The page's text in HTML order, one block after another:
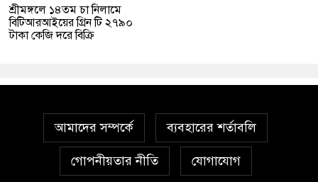
শ্রীমঙ্গলে ১৪তম চা নিলামে
বিটিআরআইয়ের গ্রিন টি ২৭৯০
টাকা কেজি দরে বিক্রি
আমাদের সম্পর্কে ব্যবহারের শর্তাবলি
গোপনীয়তার নীতি যোগাযোগ